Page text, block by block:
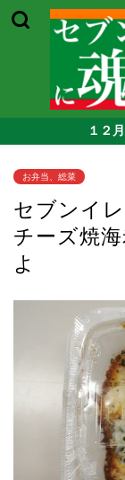
１２
お弁当、総菜
セブンイ
チーズ焼
よ